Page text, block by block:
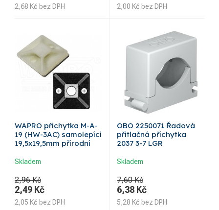
2,68 Kč bez DPH 2,00 Kč bez DPH
WAPRO příchytka M-A-
19 (HW-3AC) samolepící
19,5x19,5mm přírodní
Skladem
2,96 Kč
2,49 Kč
2,05 Kč bez DPH
OBO 2250071 Řadová
přítlačná příchytka
2037 3-7 LGR
Skladem
7,60 Kč
6,38 Kč
5,28 Kč bez DPH